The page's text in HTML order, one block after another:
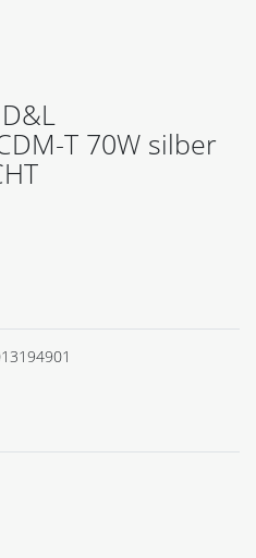
T 70W silber